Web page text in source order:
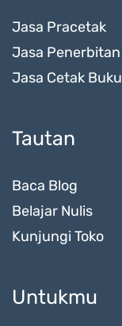
Jasa Pracetak
Jasa Penerbitan
Jasa Cetak Buku
Tautan
Baca Blog
Belajar Nulis
Kunjungi Toko
Untukmu